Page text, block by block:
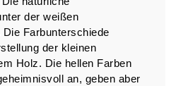
der weißen
Farbunterschiede
der kleinen
Holz. Die hellen Farben
an, geben aber